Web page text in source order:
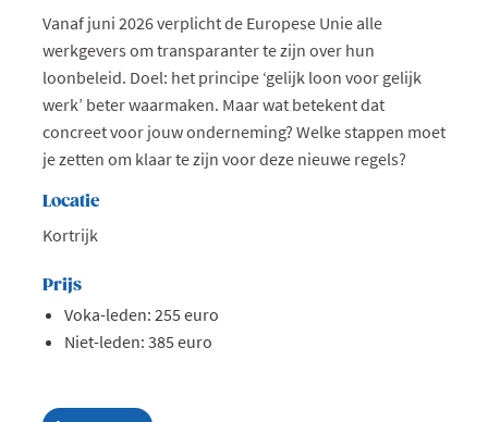
Vanaf juni 2026 verplicht de Europese Unie alle
werkgevers om transparanter te zijn over hun
loonbeleid. Doel: het principe ‘gelijk loon voor gelijk
werk’ beter waarmaken. Maar wat betekent dat
concreet voor jouw onderneming? Welke stappen moet
je zetten om klaar te zijn voor deze nieuwe regels?
Locatie
Kortrijk
Prijs
Voka-leden: 255 euro
Niet-leden: 385 euro